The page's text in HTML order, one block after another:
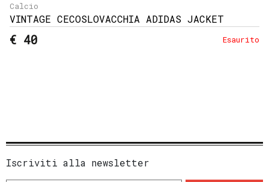
Calcio
VINTAGE CECOSLOVACCHIA ADIDAS JACKET
€ 40 Esaurito
Iscriviti alla newsletter